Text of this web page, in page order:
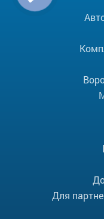
Для